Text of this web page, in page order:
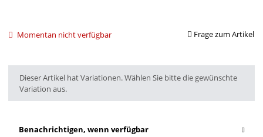
Momentan nicht verfügbar Frage zum Artikel
x
Dieser Artikel hat Variationen. Wählen Sie bitte die gewünschte
Variation aus.
Benachrichtigen, wenn verfügbar